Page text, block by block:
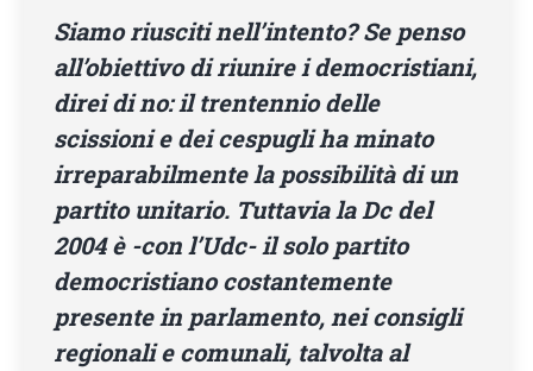
Siamo riusciti nell’intento? Se penso
all’obiettivo di riunire i democristiani,
direi di no: il trentennio delle
scissioni e dei cespugli ha minato
irreparabilmente la possibilità di un
partito unitario. Tuttavia la Dc del
2004 è -con l’Udc- il solo partito
democristiano costantemente
presente in parlamento, nei consigli
regionali e comunali, talvolta al